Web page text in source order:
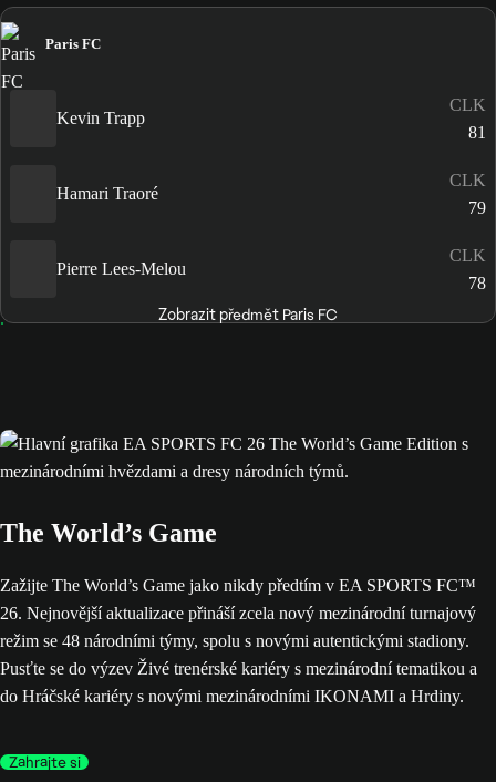
Paris FC
Kevin Trapp
CLK
81
Hamari Traoré
CLK
79
Pierre Lees-Melou
CLK
78
Zobrazit předmět Paris FC
The World’s Game
Zažijte The World’s Game jako nikdy předtím v EA SPORTS FC™
26. Nejnovější aktualizace přináší zcela nový mezinárodní turnajový
režim se 48 národními týmy, spolu s novými autentickými stadiony.
Pusťte se do výzev Živé trenérské kariéry s mezinárodní tematikou a
do Hráčské kariéry s novými mezinárodními IKONAMI a Hrdiny.
Zahrajte si